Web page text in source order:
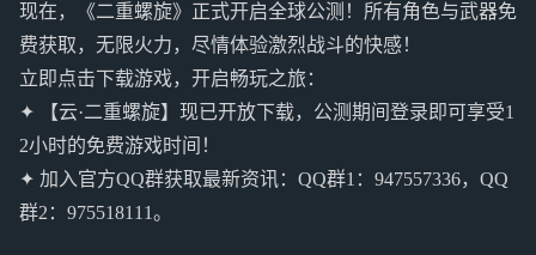
现在，《二重螺旋》正式开启全球公测！所有角色与武器免
费获取，无限火力，尽情体验激烈战斗的快感！
立即点击下载游戏，开启畅玩之旅：
✦ 【云·二重螺旋】现已开放下载，公测期间登录即可享受1
2小时的免费游戏时间！
✦ 加入官方QQ群获取最新资讯：QQ群1：947557336，QQ
群2：975518111。